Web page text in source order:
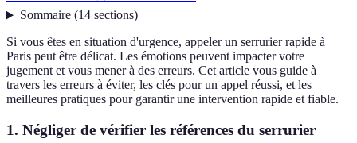
Sommaire(14 sections)
Si vous êtes en situation d'urgence, appeler un serrurier rapide à
Paris peut être délicat. Les émotions peuvent impacter votre
jugement et vous mener à des erreurs. Cet article vous guide à
travers les erreurs à éviter, les clés pour un appel réussi, et les
meilleures pratiques pour garantir une intervention rapide et fiable.
1. Négliger de vérifier les références du serrurier